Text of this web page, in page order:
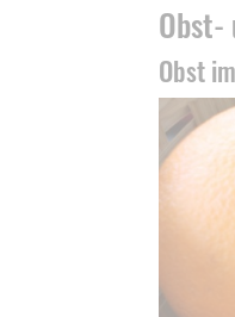
Obst-
Obst